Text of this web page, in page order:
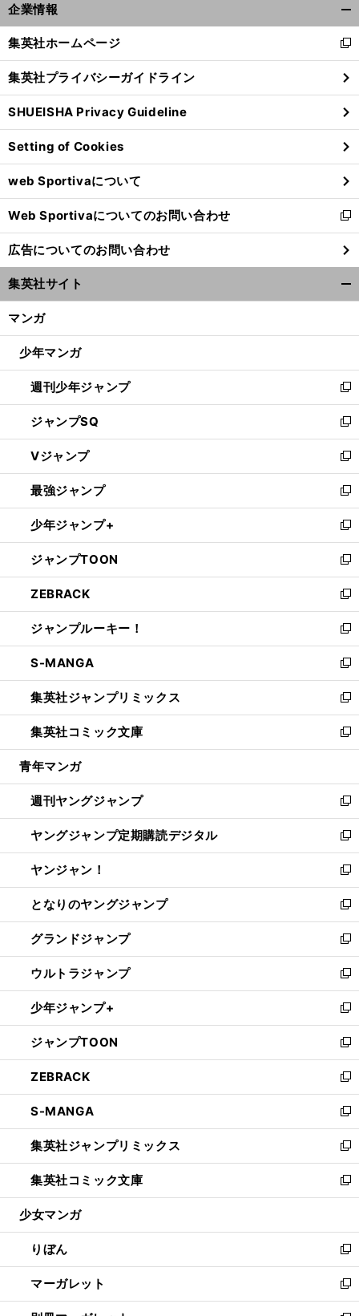
】
。
マ
」
グ
前
へ
企業情報
閉
る
集英社ホームページ
新
し
い
ウ
ィ
ン
ド
ウ
で
開
く
集英社プライバシーガイドライン
SHUEISHA Privacy Guideline
Setting of Cookies
web Sportivaについて
Web Sportivaについてのお問い合わせ
新
し
い
ウ
ィ
ン
ウ
開
く
広告についてのお問い合わせ
集英社サイト
マンガ
少年マンガ
週刊少年ジャンプ
新
し
い
ウ
ィ
ン
ド
ウ
で
開
く
ジャンプSQ
新
し
い
ウ
ィ
ン
ド
ウ
で
開
く
Vジャンプ
新
し
い
ウ
ィ
ン
ド
ウ
で
開
く
最強ジャンプ
新
し
い
ウ
ィ
ン
ド
ウ
で
開
く
少年ジャンプ+
新
し
い
ウ
ィ
ン
ド
ウ
で
開
く
ジャンプTOON
新
し
い
ウ
ィ
ン
ド
ウ
で
開
く
ZEBRACK
新
し
い
ウ
ィ
ン
ド
ウ
で
開
ジャンプルーキー！
新
し
い
ウ
ィ
ン
ド
ウ
開
く
S-MANGA
新
し
い
ウ
ィ
ン
ウ
で
開
く
集英社ジャンプリミックス
新
し
い
ウ
ン
ド
ウ
で
開
く
集英社コミック文庫
新
し
ウ
ィ
ン
ド
ウ
で
開
く
青年マンガ
週刊ヤングジャンプ
新
し
い
ウ
ィ
ン
ド
ウ
で
開
く
ヤングジャンプ定期購読デジタル
新
し
い
ウ
ィ
ン
ド
ウ
で
開
く
ヤンジャン！
新
し
い
ウ
ィ
ン
ド
ウ
で
開
く
となりのヤングジャンプ
新
し
い
ウ
ィ
ン
ド
ウ
で
開
く
グランドジャンプ
新
し
い
ウ
ィ
ン
ド
ウ
で
開
く
ウルトラジャンプ
新
し
い
ウ
ィ
ン
ド
ウ
で
開
く
少年ジャンプ+
新
し
い
ウ
ィ
ン
ド
ウ
で
開
く
ジャンプTOON
新
し
い
ウ
ィ
ン
ド
ウ
で
開
ZEBRACK
新
し
い
ウ
ィ
ン
ド
ウ
開
く
S-MANGA
新
し
い
ウ
ィ
ン
ウ
で
開
く
集英社ジャンプリミックス
新
し
い
ウ
ン
ド
ウ
で
開
集英社コミック文庫
新
し
ウ
ィ
ン
ド
ウ
少女マンガ
りぼん
新
し
い
ウ
マーガレット
新
し